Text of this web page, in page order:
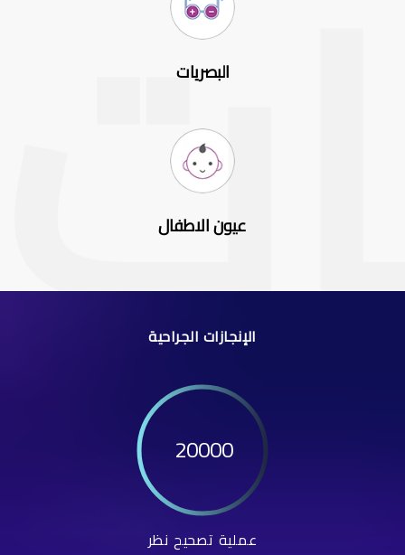
البصريات
عيون الاطفال
الإنجازات الجراحية
20000
عملية تصحيح نظر